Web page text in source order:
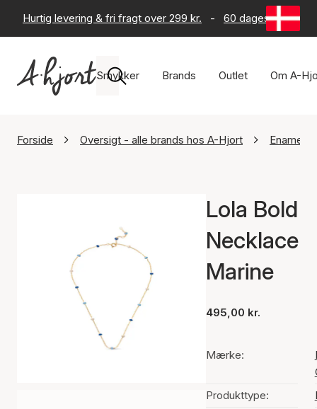
Hurtig levering & fri fragt over 299 kr. - 60 dages returret
Smykker Brands Outlet Om A-
Forside Oversigt - alle brands hos A-Hjort Enamel
Lola Bold
Necklace
Marine
495,00 kr.
Mærke:
Produkttype: